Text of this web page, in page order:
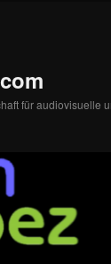
für audiovisuelle